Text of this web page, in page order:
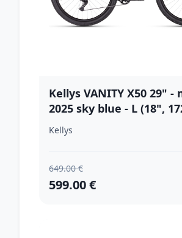
Kellys VANITY X50 29" -
2025 sky blue - L (18",
cm)
Kellys
649.00 €
599.00 €